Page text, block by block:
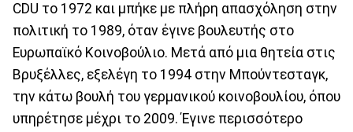
CDU το 1972 και μπήκε με πλήρη απασχόληση στην
πολιτική το 1989, όταν έγινε βουλευτής στο
Ευρωπαϊκό Κοινοβούλιο. Μετά από μια θητεία στις
Βρυξέλλες, εξελέγη το 1994 στην Μπούντεσταγκ,
την κάτω βουλή του γερμανικού κοινοβουλίου, όπου
υπηρέτησε μέχρι το 2009. Έγινε περισσότερο